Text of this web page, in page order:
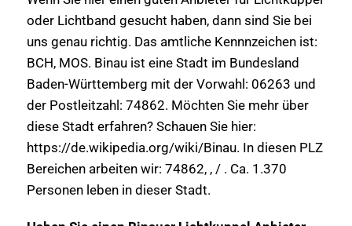
oder Lichtband gesucht haben, dann sind Sie bei
uns genau richtig. Das amtliche Kennnzeichen ist:
BCH, MOS. Binau ist eine Stadt im Bundesland
Baden-Württemberg mit der Vorwahl: 06263 und
der Postleitzahl: 74862. Möchten Sie mehr über
diese Stadt erfahren? Schauen Sie hier:
https://de.wikipedia.org/wiki/Binau. In diesen PLZ
Bereichen arbeiten wir: 74862, , / . Ca. 1.370
Personen leben in dieser Stadt.